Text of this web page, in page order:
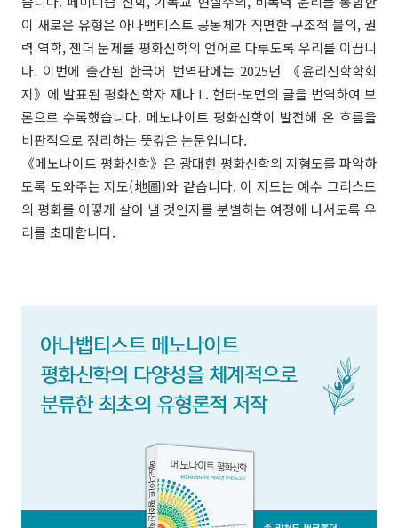
이 새로운 유형은 아나뱁티스트 공동체가 직면한 구조적 불의, 권
력 역학, 젠더 문제를 평화신학의 언어로 다루도록 우리를 이끕니
다. 이번에 출간된 한국어 번역판에는 2025년 《윤리신학학회
지》에 발표된 평화신학자 재나 L. 헌터-보먼의 글을 번역하여 보
론으로 수록했습니다. 메노나이트 평화신학이 발전해 온 흐름을
비판적으로 정리하는 뜻깊은 논문입니다.
《메노나이트 평화신학》은 광대한 평화신학의 지형도를 파악하
도록 도와주는 지도(地圖)와 같습니다. 이 지도는 예수 그리스도
의 평화를 어떻게 살아 낼 것인지를 분별하는 여정에 나서도록 우
리를 초대합니다.